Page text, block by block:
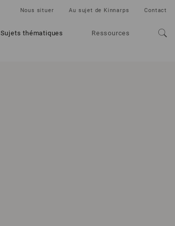
Sujets thématiques Ressources
Nous situer Au sujet de Kinnarps Contact